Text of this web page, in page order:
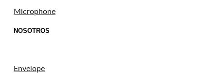
Microphone
NOSOTROS
Envelope